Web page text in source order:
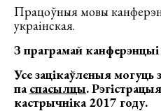
Працоўныя мовы
украінская.
З праграмай
Усе зацікаўленыя могуць
паспасылцы.
кастрычніка 2017 году.